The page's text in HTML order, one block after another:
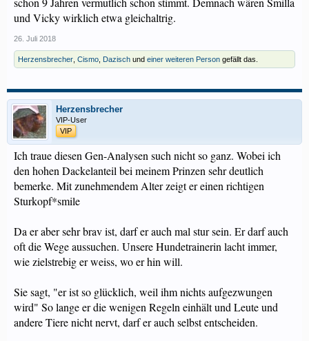
und Vicky wirklich etwa gleichaltrig.
26. Juli 2018
Herzensbrecher Cismo Dazisch und einer weiteren Person gefällt das.
Herzensbrecher
VIP-User
VIP
Ich traue diesen Gen-Analysen such nicht so ganz. Wobei ich
den hohen Dackelanteil bei meinem Prinzen sehr deutlich
bemerke. Mit zunehmendem Alter zeigt er einen richtigen
Sturkopf*smile
Da er aber sehr brav ist, darf er auch mal stur sein. Er darf auch
oft die Wege aussuchen. Unsere Hundetrainerin lacht immer,
wie zielstrebig er weiss, wo er hin will.
Sie sagt, "er ist so glücklich, weil ihm nichts aufgezwungen
wird" So lange er die wenigen Regeln einhält und Leute und
andere Tiere nicht nervt, darf er auch selbst entscheiden.